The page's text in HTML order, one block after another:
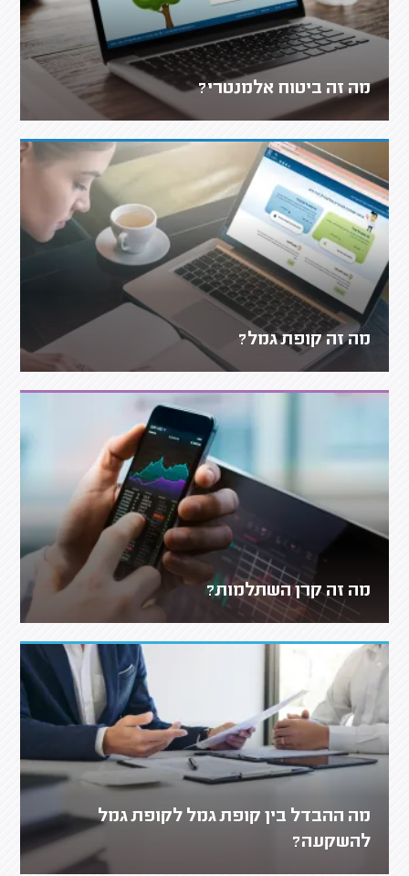
מה זה ביטוח אלמנטרי?
מה זה קופת גמל?
מה זה קרן השתלמות?
מה ההבדל בין קופת גמל לקופת גמל
להשקעה?